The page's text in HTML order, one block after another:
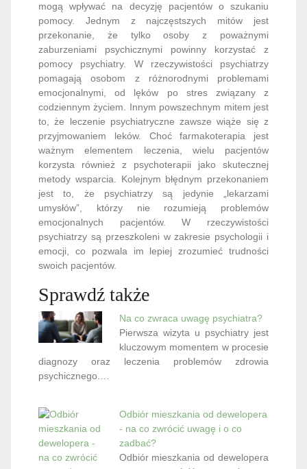
mogą wpływać na decyzję pacjentów o szukaniu
pomocy. Jednym z najczęstszych mitów jest
przekonanie, że tylko osoby z poważnymi
zaburzeniami psychicznymi powinny korzystać z
pomocy psychiatry. W rzeczywistości psychiatrzy
pomagają osobom z różnorodnymi problemami
emocjonalnymi, od lęków po stres związany z
codziennym życiem. Innym powszechnym mitem jest
to, że leczenie psychiatryczne zawsze wiąże się z
przyjmowaniem leków. Choć farmakoterapia jest
ważnym elementem leczenia, wielu pacjentów
korzysta również z psychoterapii jako skutecznej
metody wsparcia. Kolejnym błędnym przekonaniem
jest to, że psychiatrzy są jedynie „lekarzami
umysłów”, którzy nie rozumieją problemów
emocjonalnych pacjentów. W rzeczywistości
psychiatrzy są przeszkoleni w zakresie psychologii i
emocji, co pozwala im lepiej zrozumieć trudności
swoich pacjentów.
Sprawdź także
Na co zwraca uwagę psychiatra?
Pierwsza wizyta u psychiatry jest
kluczowym momentem w procesie
diagnozy oraz leczenia problemów zdrowia
psychicznego.…
Odbiór mieszkania od dewelopera
- na co zwrócić uwagę i o co
zadbać?
Odbiór mieszkania od dewelopera